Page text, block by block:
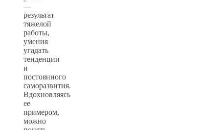
—
результат
тяжелой
работы,
умения
угадать
тенденции
и
постоянного
саморазвития.
Вдохновляясь
ее
примером,
можно